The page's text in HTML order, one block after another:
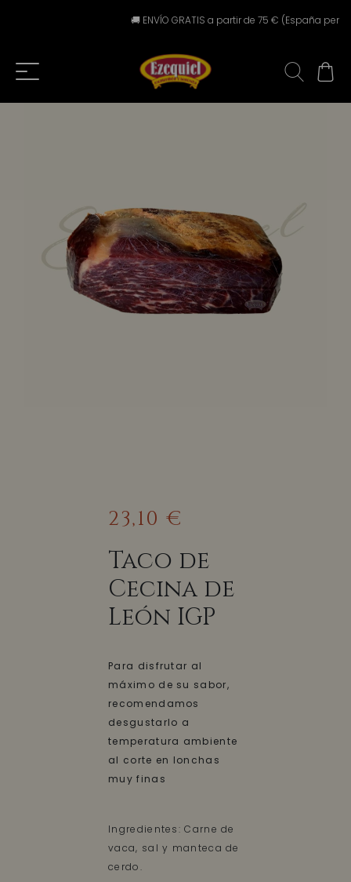
🚚 ENVÍO GRATIS a partir de 75 € (España
23,10 €
Taco de
Cecina de
León IGP
Para disfrutar al
máximo de su sabor,
recomendamos
desgustarlo a
temperatura ambiente
al corte en lonchas
muy finas
Ingredientes: Carne de
vaca, sal y manteca de
cerdo.